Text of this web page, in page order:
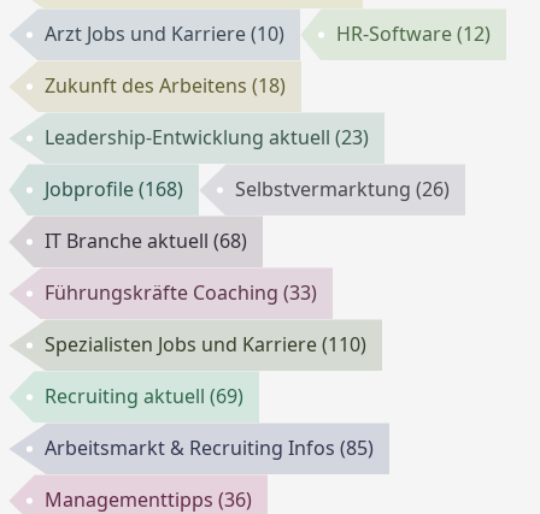
Arzt Jobs und Karriere(10) HR-Software(12)
Zukunft des Arbeitens(18)
Leadership-Entwicklung aktuell(23)
Jobprofile(168) Selbstvermarktung(26)
IT Branche aktuell(68)
Führungskräfte Coaching(33)
Spezialisten Jobs und Karriere(110)
Recruiting aktuell(69)
Arbeitsmarkt & Recruiting Infos(85)
Managementtipps(36)